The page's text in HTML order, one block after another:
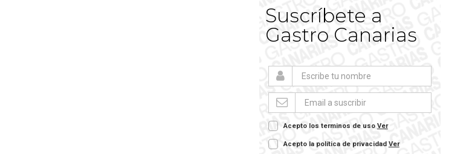
Suscríbete a
Gastro Canarias
Acepto los terminos de uso Ver
Acepto la política de privacidad Ver